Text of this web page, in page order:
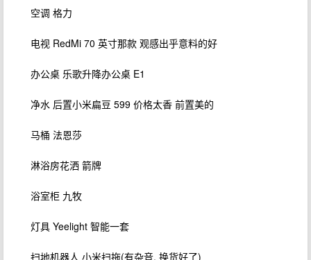
空调 格力
电视 RedMi 70 英寸那款 观感出乎意料的好
办公桌 乐歌升降办公桌 E1
净水 后置小米扁豆 599 价格太香 前置美的
马桶 法恩莎
淋浴房花洒 箭牌
浴室柜 九牧
灯具 Yeelight 智能一套
扫地机器人 小米扫拖(有杂音, 换货好了)